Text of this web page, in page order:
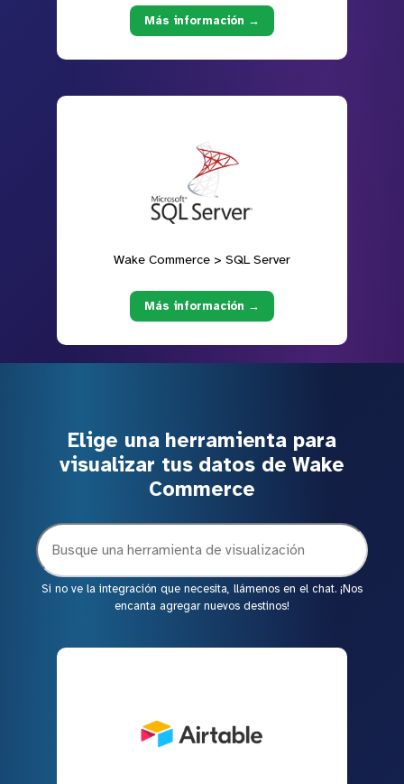
Más información →
Wake Commerce > SQL Server
Más información →
Elige una herramienta para
visualizar tus datos de Wake
Commerce
Si no ve la integración que necesita, llámenos en el chat. ¡Nos
encanta agregar nuevos destinos!